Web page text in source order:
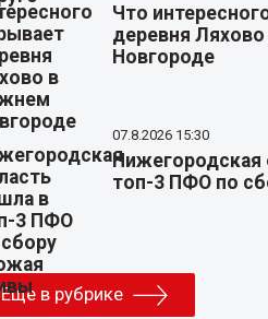
Что
деревня
Новгороде
07.8.2026 15:30
Нижегородская
топ-3 ПФО по
Еще в рубрике